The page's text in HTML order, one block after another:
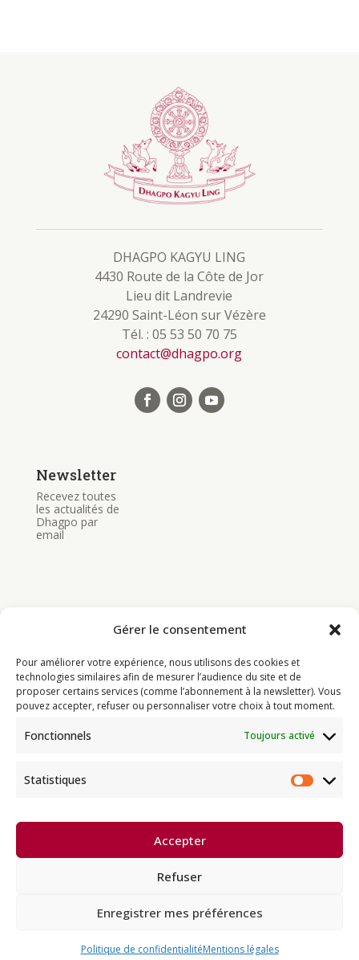
Gérer le consentement
Pour améliorer votre expérience, nous utilisons des cookies et
technologies similaires afin de mesurer l’audience du site et de
proposer certains services (comme l’abonnement à la newsletter). Vous
pouvez accepter, refuser ou personnaliser votre choix à tout moment.
Fonctionnels Toujours activé
Statistiques
Accepter
Refuser
Enregistrer mes préférences
Politique de confidentialitéMentions légales
DHAGPO KAGYU LING
4430 Route de la Côte de Jor
Lieu dit Landrevie
24290 Saint-Léon sur Vézère
Tél. : 05 53 50 70 75
contact@dhagpo.org
Newsletter
Recevez toutes
les actualités de
Dhagpo par
email
Programme
Actualités
Ressources
Infos pratiques
direction spirituelle de Thayé
Dorjé, Sa Sainteté le XVII Gyalwa
lignée karma kagyü, est membre